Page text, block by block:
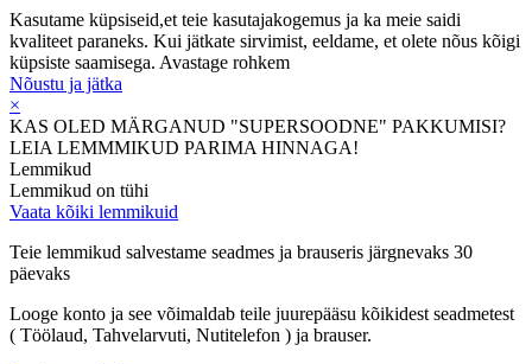
Kasutame küpsiseid,et teie kasutajakogemus ja ka meie saidi
kvaliteet paraneks. Kui jätkate sirvimist, eeldame, et olete nõus kõigi
küpsiste saamisega. Avastage rohkem
Nõustu ja jätka
×
KAS OLED MÄRGANUD "SUPERSOODNE" PAKKUMISI?
LEIA LEMMMIKUD PARIMA HINNAGA!
Lemmikud
Lemmikud on tühi
Vaata kõiki lemmikuid
Teie lemmikud salvestame seadmes ja brauseris järgnevaks 30
päevaks
Looge konto ja see võimaldab teile juurepääsu kõikidest seadmetest
( Töölaud, Tahvelarvuti, Nutitelefon ) ja brauser.